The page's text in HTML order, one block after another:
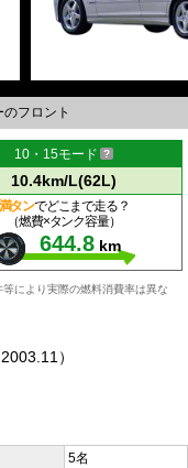
フロント
10・15モード
10.4km/L(62L)
満タンでどこまで走る？
（燃費×タンク容量）
644.8 km
により実際の燃料消費率は異な
）
5名